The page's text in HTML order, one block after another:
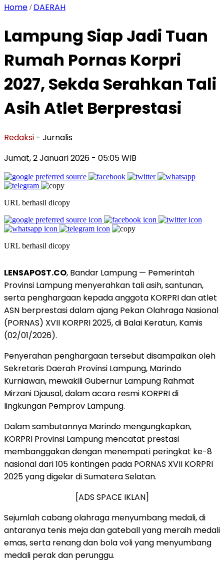
Home / DAERAH
Lampung Siap Jadi Tuan
Rumah Pornas Korpri
2027, Sekda Serahkan Tali
Asih Atlet Berprestasi
Redaksi - Jurnalis
Jumat, 2 Januari 2026 - 05:05 WIB
URL berhasil dicopy
URL berhasil dicopy
LENSAPOST.CO, Bandar Lampung — Pemerintah
Provinsi Lampung menyerahkan tali asih, santunan,
serta penghargaan kepada anggota KORPRI dan atlet
ASN berprestasi dalam ajang Pekan Olahraga Nasional
(PORNAS) XVII KORPRI 2025, di Balai Keratun, Kamis
(02/01/2026).
Penyerahan penghargaan tersebut disampaikan oleh
Sekretaris Daerah Provinsi Lampung, Marindo
Kurniawan, mewakili Gubernur Lampung Rahmat
Mirzani Djausal, dalam acara resmi KORPRI di
lingkungan Pemprov Lampung.
Dalam sambutannya Marindo mengungkapkan,
KORPRI Provinsi Lampung mencatat prestasi
membanggakan dengan menempati peringkat ke-8
nasional dari 105 kontingen pada PORNAS XVII KORPRI
2025 yang digelar di Sumatera Selatan.
[ADS SPACE IKLAN]
Sejumlah cabang olahraga menyumbang medali, di
antaranya tenis meja dan gateball yang meraih medali
emas, serta renang dan bola voli yang menyumbang
medali perak dan perunggu.